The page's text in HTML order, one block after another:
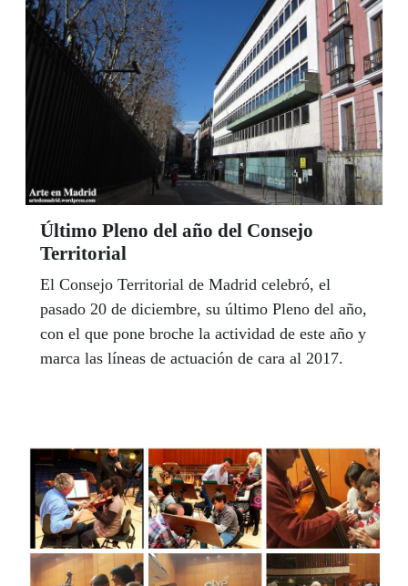
Último Pleno del año del Consejo
Territorial
El Consejo Territorial de Madrid celebró, el
pasado 20 de diciembre, su último Pleno del año,
con el que pone broche la actividad de este año y
marca las líneas de actuación de cara al 2017.